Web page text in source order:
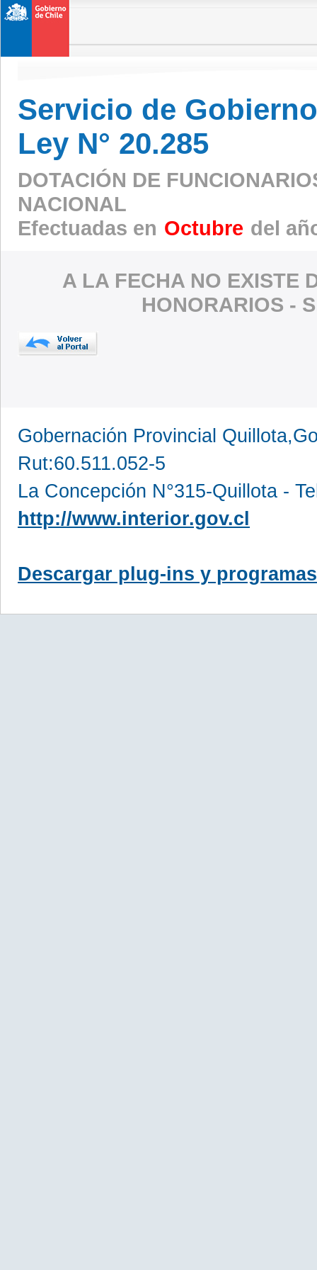
Servicio de
Ley N° 20.285
DOTACIÓN DE
NACIONAL
Efectuadas en Octubre del
A LA FECHA NO EXISTE
HONORARIOS -
Gobernación Provincial
Rut:60.511.052-5
La Concepción N°315-Quillota -
http://www.interior.gov.cl
Descargar plug-ins y